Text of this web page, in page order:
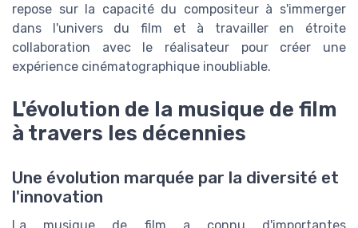
repose sur la capacité du compositeur à s'immerger
dans l'univers du film et à travailler en étroite
collaboration avec le réalisateur pour créer une
expérience cinématographique inoubliable.
L'évolution de la musique de film
à travers les décennies
Une évolution marquée par la diversité et
l'innovation